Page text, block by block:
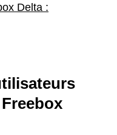
Delta :